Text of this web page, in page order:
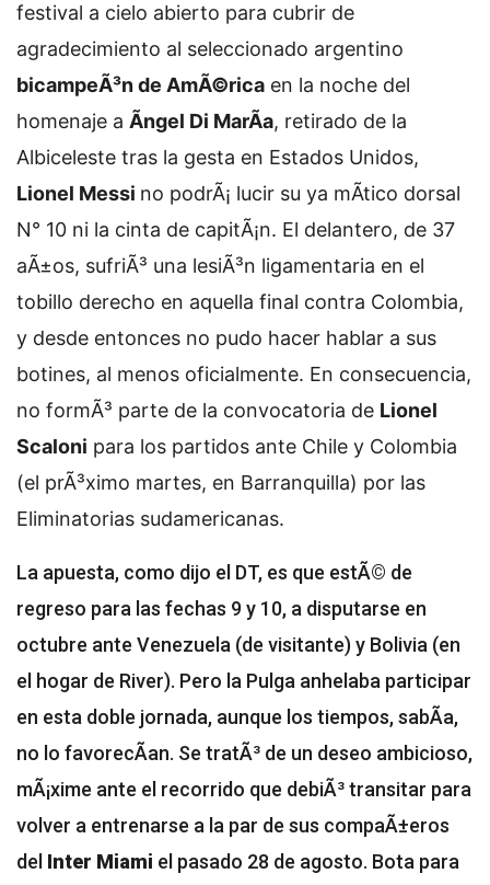
festival a cielo abierto para cubrir de
agradecimiento al seleccionado argentino
bicampeÃ³n de AmÃ©rica en la noche del
homenaje a Ãngel Di MarÃ­a, retirado de la
Albiceleste tras la gesta en Estados Unidos,
Lionel Messi no podrÃ¡ lucir su ya mÃ­tico dorsal
N° 10 ni la cinta de capitÃ¡n. El delantero, de 37
aÃ±os, sufriÃ³ una lesiÃ³n ligamentaria en el
tobillo derecho en aquella final contra Colombia,
y desde entonces no pudo hacer hablar a sus
botines, al menos oficialmente. En consecuencia,
no formÃ³ parte de la convocatoria de Lionel
Scaloni para los partidos ante Chile y Colombia
(el prÃ³ximo martes, en Barranquilla) por las
Eliminatorias sudamericanas.
La apuesta, como dijo el DT, es que estÃ© de
regreso para las fechas 9 y 10, a disputarse en
octubre ante Venezuela (de visitante) y Bolivia (en
el hogar de River). Pero la Pulga anhelaba participar
en esta doble jornada, aunque los tiempos, sabÃ­a,
no lo favorecÃ­an. Se tratÃ³ de un deseo ambicioso,
mÃ¡xime ante el recorrido que debiÃ³ transitar para
volver a entrenarse a la par de sus compaÃ±eros
del Inter Miami el pasado 28 de agosto. Bota para